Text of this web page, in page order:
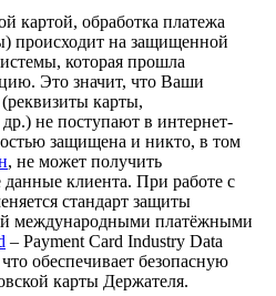
картой, обработка платежа
происходит на защищенной
которая прошла
Это значит, что Ваши
карты,
не поступают в интернет-
защищена и никто, в том
, не может получить
клиента. При работе с
стандарт защиты
международными платёжными
– Payment Card Industry Data
обеспечивает безопасную
карты Держателя.